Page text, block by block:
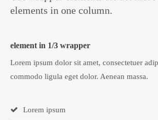
elements in one column.
element in 1/3 wrapper
Lorem ipsum dolor sit amet, consectetuer
commodo ligula eget dolor. Aenean massa.
Lorem ipsum